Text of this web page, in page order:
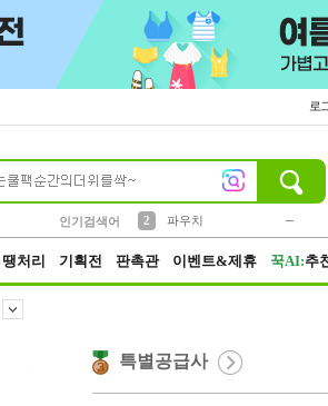
로
인기검색어
2
파우치
땡처리 기획전 판촉관 이벤트&제휴 꾹AI:추
특별공급사